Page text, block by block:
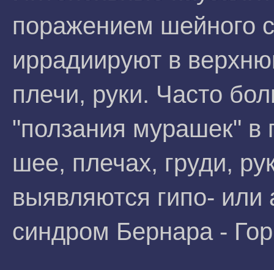
поражением шейного
иррадиируют в
плечи, руки. Часто
"ползания мурашек" в
шее, плечах, груди,
выявляются гипо- или
синдром Бернара -